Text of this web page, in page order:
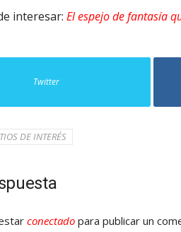
interesar: El espejo de fantasía
Twitter
DE INTERÉS
conectado para publicar un